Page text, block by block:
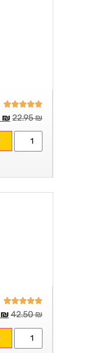
22.95₪
₪
42.50₪
₪